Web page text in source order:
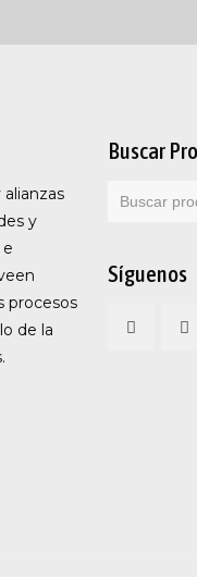
y
procesos
de la
Buscar
Síguenos